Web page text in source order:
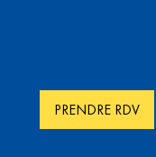
PRENDRE RDV